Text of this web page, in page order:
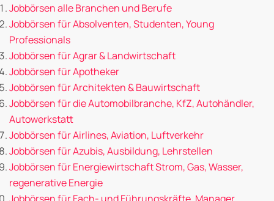
Jobbörsen alle Branchen und Berufe
Jobbörsen für Absolventen, Studenten, Young
Professionals
Jobbörsen für Agrar & Landwirtschaft
Jobbörsen für Apotheker
Jobbörsen für Architekten & Bauwirtschaft
Jobbörsen für die Automobilbranche, KfZ, Autohändler,
Autowerkstatt
Jobbörsen für Airlines, Aviation, Luftverkehr
Jobbörsen für Azubis, Ausbildung, Lehrstellen
Jobbörsen für Energiewirtschaft Strom, Gas, Wasser,
regenerative Energie